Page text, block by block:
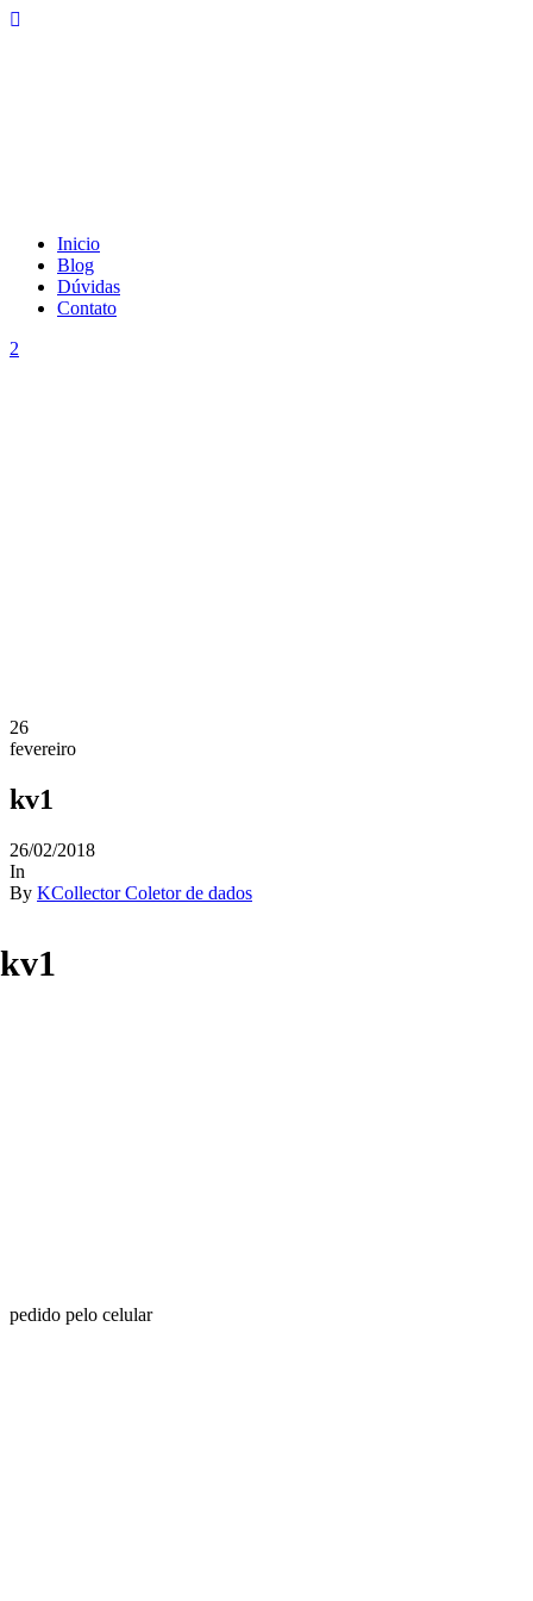
Inicio
Blog
Dúvidas
Contato
kv1
26
fevereiro
kv1
26/02/2018
In
By KCollector Coletor de dados
pedido pelo celular